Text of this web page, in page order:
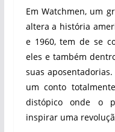
Em Watchmen, um
altera a história
e 1960, tem de se
eles e também
suas
um conto
distópico onde o
inspirar uma